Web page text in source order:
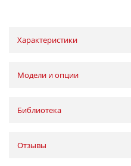
Характеристики
Модели и опции
Библиотека
Отзывы